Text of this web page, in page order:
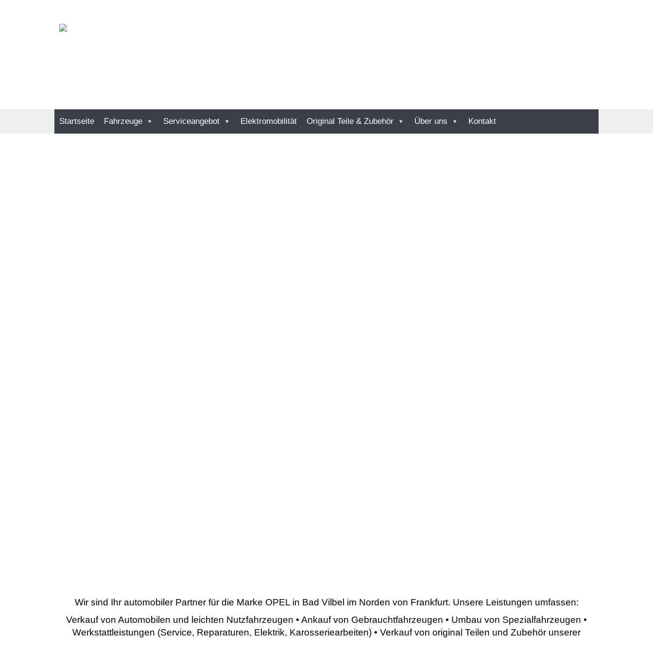
Startseite Fahrzeuge Serviceangebot Elektromobilität Original Teile & Zubehör Über uns Kontakt
Wir sind Ihr automobiler Partner für die Marke OPEL in Bad Vilbel im Norden von Frankfurt. Unsere Leistungen umfassen:
Verkauf von Automobilen und leichten Nutzfahrzeugen • Ankauf von Gebrauchtfahrzeugen • Umbau von Spezialfahrzeugen •
Werkstattleistungen (Service, Reparaturen, Elektrik, Karosseriearbeiten) • Verkauf von original Teilen und Zubehör unserer